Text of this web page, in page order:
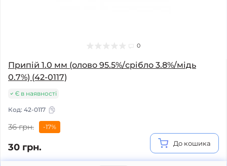
0
Припій 1.0 мм (олово 95.5%/срібло 3.8%/мідь
0.7%) (42-0117)
Є в наявності
Код: 42-0117
36 грн. -17%
30 грн. До кошика